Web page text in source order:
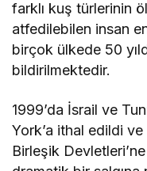
farklı kuş türlerinin
atfedilebilen insan
birçok ülkede 50
bildirilmektedir.
1999’da İsrail ve
York’a ithal edildi
Birleşik